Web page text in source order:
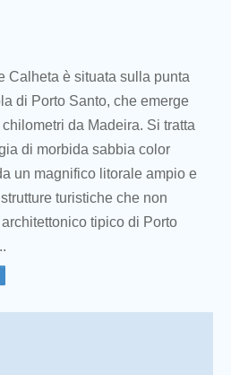
Calheta è situata sulla punta
di Porto Santo, che emerge
da Madeira. Si tratta
di morbida sabbia color
un magnifico litorale ampio e
turistiche che non
tipico di Porto